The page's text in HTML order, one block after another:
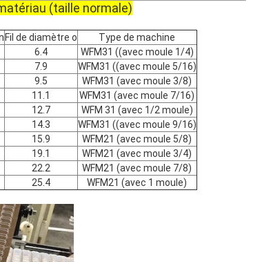
(taille normale)
Fil de diamètre o
Type de machine
6.4
WFM31 ((avec moule 1/4)
7.9
WFM31 ((avec moule 5/16)
9.5
WFM31 (avec moule 3/8)
11.1
WFM31 (avec moule 7/16)
12.7
WFM 31 (avec 1/2 moule)
14.3
WFM31 ((avec moule 9/16)
15.9
WFM21 (avec moule 5/8)
19.1
WFM21 (avec moule 3/4)
22.2
WFM21 (avec moule 7/8)
25.4 WFM21 (avec 1 moule)